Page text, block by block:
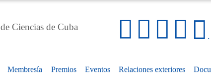
al
Ciencias de Cuba
.
Membresía Premios Eventos Relaciones exteriores